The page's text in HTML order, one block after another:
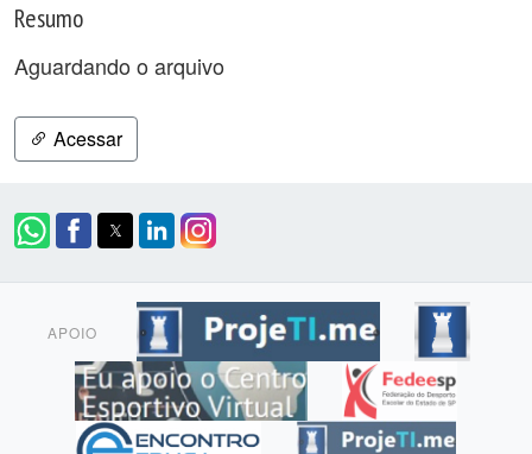
Resumo
Aguardando o arquivo
Acessar
APOIO